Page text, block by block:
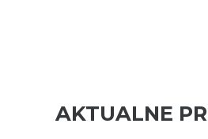
AKTUALNE